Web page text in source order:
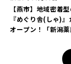
【燕市】地域密着
『めぐり舎(しゃ)
オープン！「新潟
メニューや漆喰ア